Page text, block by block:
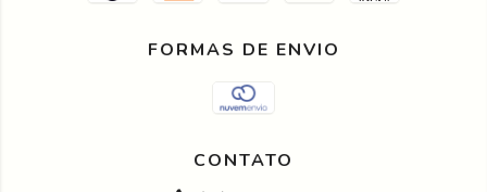
FORMAS DE ENVIO
CONTATO